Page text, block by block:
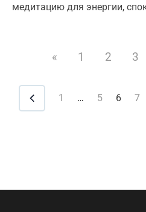
медитацию для энергии,
« 1 2 3
1 … 5 6 7